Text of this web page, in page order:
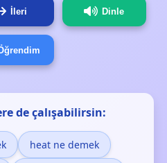
İleri Dinle
de çalışabilirsin:
heat ne demek